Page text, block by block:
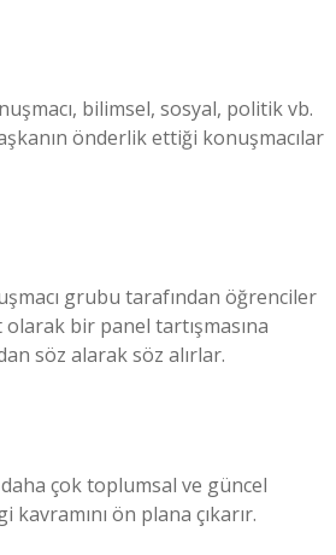
bilimsel, sosyal, politik vb.
önderlik ettiği konuşmacılar
grubu tarafından öğrenciler
bir panel tartışmasına
söz alarak söz alırlar.
çok toplumsal ve güncel
ön plana çıkarır.